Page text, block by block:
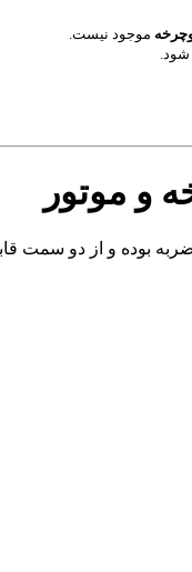
موجود نیست.
و موتور
بوده و از دو سمت